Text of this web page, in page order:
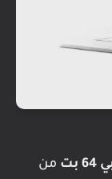
من